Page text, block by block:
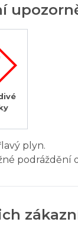
plyn.
podráždění